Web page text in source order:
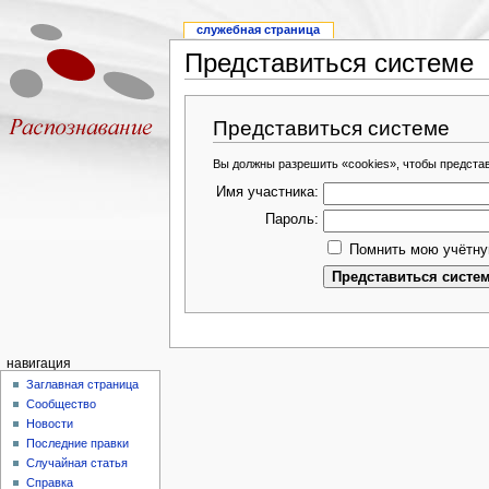
Представиться системе
Представиться системе
Вы должны разрешить «cookies», чтобы
Имя участника:
Пароль:
Помнить мою
служебная страница
навигация
Заглавная страница
Сообщество
Новости
Последние правки
Случайная статья
Справка